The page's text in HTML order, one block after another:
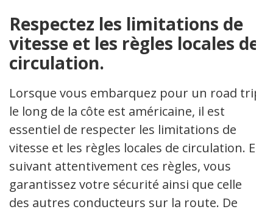
Respectez les limitations de
vitesse et les règles locales de
circulation.
Lorsque vous embarquez pour un road trip
le long de la côte est américaine, il est
essentiel de respecter les limitations de
vitesse et les règles locales de circulation. En
suivant attentivement ces règles, vous
garantissez votre sécurité ainsi que celle
des autres conducteurs sur la route. De